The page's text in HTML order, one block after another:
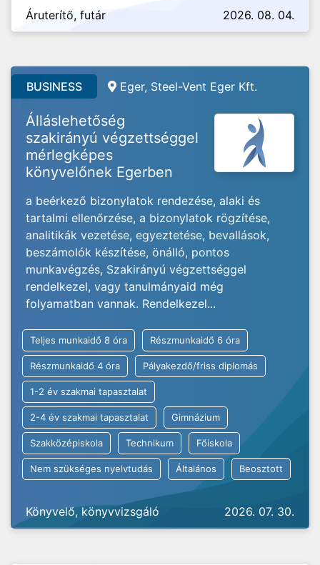
Áruterítő, futár 2026. 08. 04.
BUSINESS Eger, Steel-Vent Eger Kft.
Álláslehetőség
szakirányú végzettséggel
mérlegképes
könyvelőnek Egerben
a beérkező bizonylatok rendezése, alaki és
tartalmi ellenőrzése, a bizonylatok rögzítése,
analitikák vezetése, egyeztetése, bevallások,
beszámolók készítése, önálló, pontos
munkavégzés, Szakirányú végzettséggel
rendelkezel, vagy tanulmányaid még
folyamatban vannak. Rendelkezel...
Teljes munkaidő 8 óra Részmunkaidő 6 óra
Részmunkaidő 4 óra Pályakezdő/friss diplomás
1-2 év szakmai tapasztalat
2-4 év szakmai tapasztalat Gimnázium
Szakközépiskola Technikum Főiskola
Nem szükséges nyelvtudás Általános Beosztott
Könyvelő, könyvvizsgáló 2026. 07. 30.